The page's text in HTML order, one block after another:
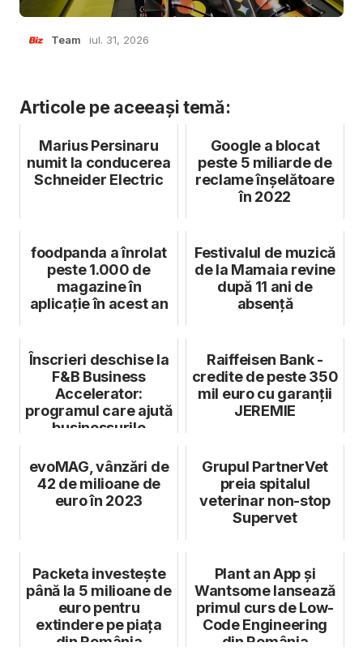
Team iul. 31, 2026
Articole pe aceeași temă:
Marius Persinaru
numit la conducerea
Schneider Electric
Google a blocat
peste 5 miliarde de
reclame înșelătoare
în 2022
foodpanda a înrolat
peste 1.000 de
magazine în
aplicație în acest an
Festivalul de muzică
de la Mamaia revine
după 11 ani de
absență
Înscrieri deschise la
F&B Business
Accelerator:
programul care ajută
businessurile
Raiffeisen Bank -
credite de peste 350
mil euro cu garanții
JEREMIE
evoMAG, vânzări de
42 de milioane de
euro în 2023
Grupul PartnerVet
preia spitalul
veterinar non-stop
Supervet
Packeta investește
până la 5 milioane de
euro pentru
extindere pe piața
din România
Plant an App și
Wantsome lansează
primul curs de Low-
Code Engineering
din România